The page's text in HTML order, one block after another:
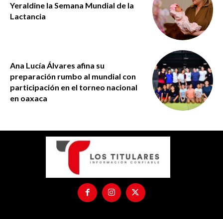
Yeraldine la Semana Mundial de la
Lactancia
Ana Lucía Álvares afina su
preparación rumbo al mundial con
participación en el torneo nacional
en oaxaca